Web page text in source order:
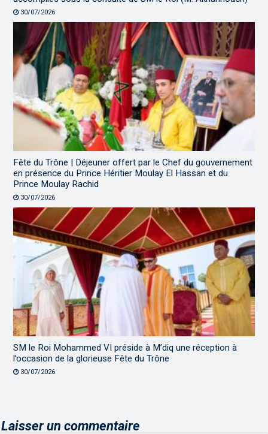
30/07/2026
Fête du Trône | Déjeuner offert par le Chef du gouvernement
en présence du Prince Héritier Moulay El Hassan et du
Prince Moulay Rachid
30/07/2026
SM le Roi Mohammed VI préside à M’diq une réception à
l’occasion de la glorieuse Fête du Trône
30/07/2026
Laisser un commentaire